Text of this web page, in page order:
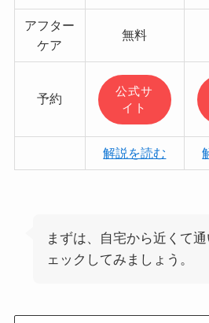
アフター
ケア
無料
予約
公式サ
イト
解説を読む
まずは、自宅から近くて
ェックしてみましょう。